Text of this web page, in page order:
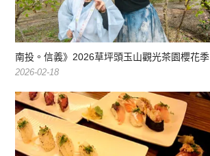
南投。信義》2026草坪頭玉山觀光茶園櫻花季
2026-02-18